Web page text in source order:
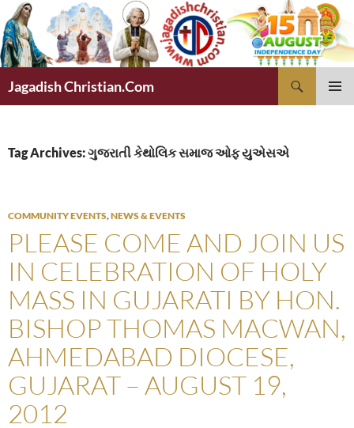
Skip
to
content
Jagadish Christian.Com
Tag Archives: ગુજરાતી કેથોલિક સમાજ ઓફ યુએસએ
COMMUNITY EVENTS,NEWS & EVENTS
PLEASE COME AND JOIN US
IN CELEBRATION OF HOLY
MASS IN GUJARATI BY HON.
BISHOP THOMAS MACWAN,
AHMEDABAD DIOCESE,
GUJARAT – AUGUST 19,
2012